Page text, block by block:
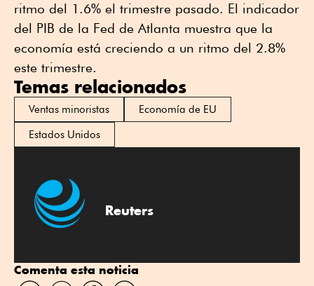
ritmo del 1.6% el trimestre pasado. El indicador
del PIB de la Fed de Atlanta muestra que la
economía está creciendo a un ritmo del 2.8%
este trimestre.
Temas relacionados
Ventas minoristas
Economía de EU
Estados Unidos
Reuters
Comenta esta noticia